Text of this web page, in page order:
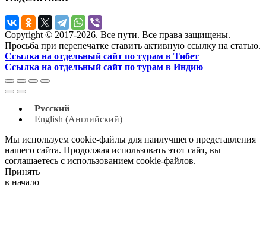
Copyright © 2017-2026. Все пути. Все права защищены.
Просьба при перепечатке ставить активную ссылку на статью.
Ссылка на отдельный сайт по турам в Тибет
Ссылка на отдельный сайт по турам в Индию
Русский
English (Английский)
Мы используем cookie-файлы для наилучшего представления
нашего сайта. Продолжая использовать этот сайт, вы
соглашаетесь с использованием cookie-файлов.
Принять
в начало